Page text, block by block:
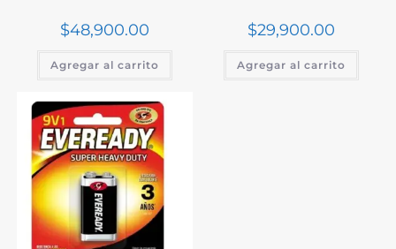
$48,900.00
Agregar al carrito
$29,900.00
Agregar al carrito